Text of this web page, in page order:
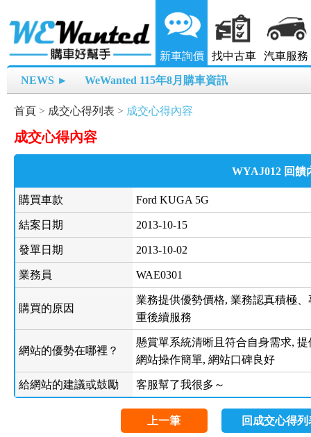
新車詢價 找中古車 汽車服務
NEWS ► WeWanted 115年8月購車資訊
首頁 > 成交心得列表 > 成交心得內容
成交心得內容
WYAJ012 回饋
購買車款 Ford KUGA 5G
結案日期 2013-10-15
發單日期 2013-10-02
業務員 WAE0301
購買的原因
業務提供優勢價格, 業務認真積極
重後續服務
網站的優勢在哪裡？
懸賞單系統清晰且符合自身需求,
網站操作簡單, 網站口碑良好
給網站的建議或鼓勵 客服幫了我很多～
上一筆 回成交心得列